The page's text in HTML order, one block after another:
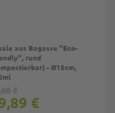
aus Bagasse "Eco-
rund
- Ø15cm,
€